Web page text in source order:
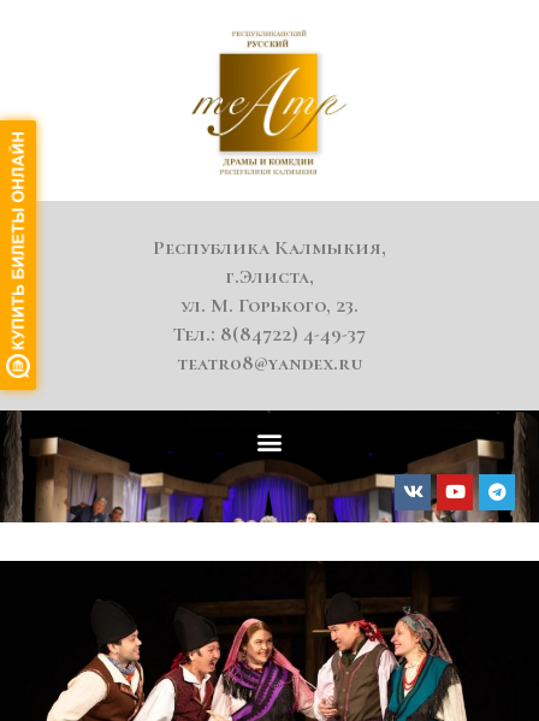
Республика Калмыкия,
г.Элиста,
ул. М. Горького, 23.
Тел.: 8(84722) 4-49-37
teatr08@yandex.ru